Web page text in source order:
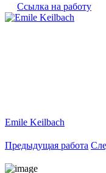
Ссылка на работу
Emile Keilbach
Предыдущая работа